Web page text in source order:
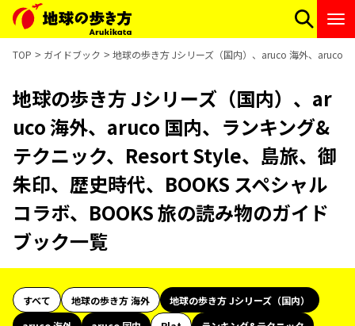
TOP ガイドブック 地球の歩き方 Jシリーズ（国内）、aruco 海外、aruco
地球の歩き方 Jシリーズ（国内）、ar
uco 海外、aruco 国内、ランキング&
テクニック、Resort Style、島旅、御
朱印、歴史時代、BOOKS スペシャル
コラボ、BOOKS 旅の読み物のガイド
ブック一覧
すべて 地球の歩き方 海外
地球の歩き方 Jシリーズ（国内）